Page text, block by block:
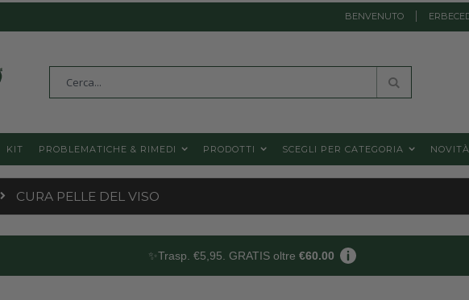
BENVENUTO
KIT PROBLEMATICHE & RIMEDI PRODOTTI SCEGLI PER CATEGORIA NOVITÀ
CURA PELLE DEL VISO
✨Trasp. €5,95. GRATIS oltre €60.00